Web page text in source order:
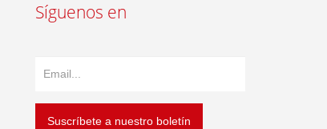
Síguenos en
Suscríbete a nuestro boletín